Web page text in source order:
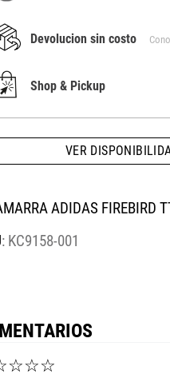
Devolucion sin costo
Shop & Pickup
VER
ADIDAS FIREBIRD
: KC9158-001
☆☆☆